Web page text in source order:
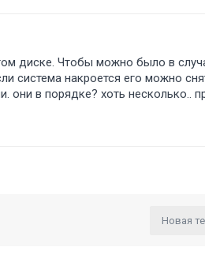
диске. Чтобы можно было в
система накроется его можно
они в порядке? хоть несколько..
Новая